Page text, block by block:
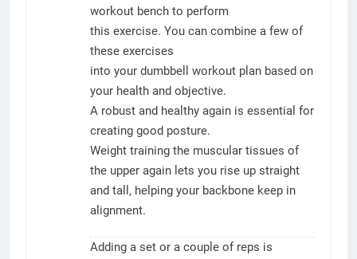
workout bench to perform
this exercise. You can combine a few of
these exercises
into your dumbbell workout plan based on
your health and objective.
A robust and healthy again is essential for
creating good posture.
Weight training the muscular tissues of
the upper again lets you rise up straight
and tall, helping your backbone keep in
alignment.
Adding a set or a couple of reps is